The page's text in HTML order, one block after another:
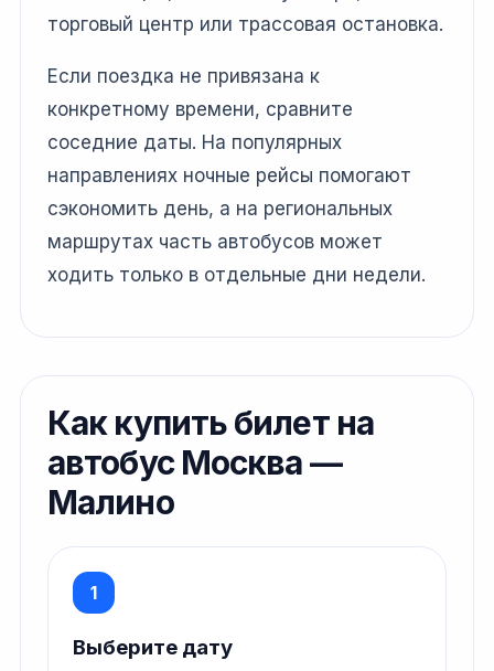
торговый центр или трассовая остановка.
Если поездка не привязана к
конкретному времени, сравните
соседние даты. На популярных
направлениях ночные рейсы помогают
сэкономить день, а на региональных
маршрутах часть автобусов может
ходить только в отдельные дни недели.
Как купить билет на
автобус Москва —
Малино
1
Выберите дату